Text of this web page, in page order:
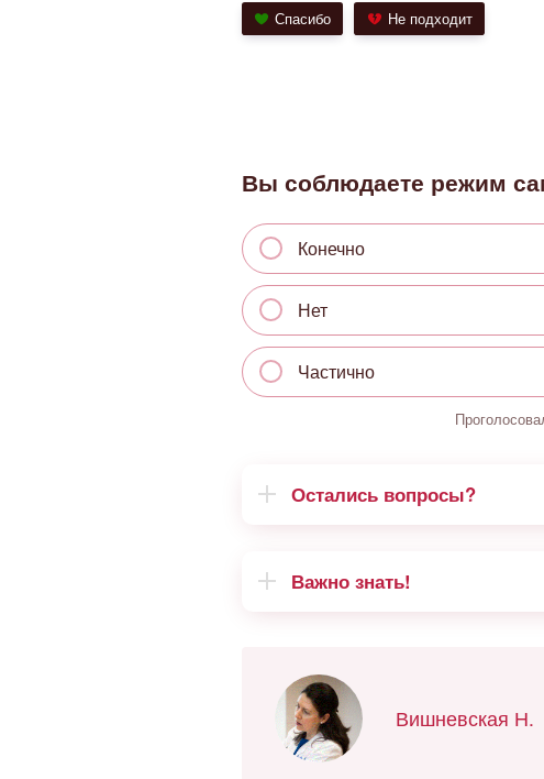
Спасибо Не подходит
Вы соблюдаете режим
Конечно
Нет
Частично
Остались вопросы?
Важно знать!
Вишневская Н.